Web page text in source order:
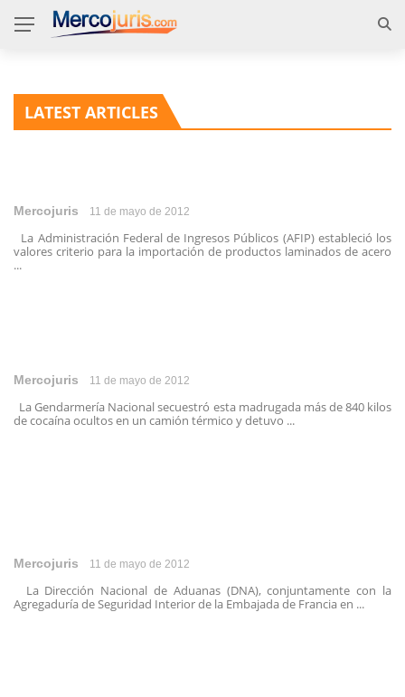
LATEST ARTICLES
Mercojuris 11 de mayo de 2012
La Administración Federal de Ingresos Públicos (AFIP) estableció los
valores criterio para la importación de productos laminados de acero
...
Mercojuris 11 de mayo de 2012
La Gendarmería Nacional secuestró esta madrugada más de 840 kilos
de cocaína ocultos en un camión térmico y detuvo ...
Mercojuris 11 de mayo de 2012
La Dirección Nacional de Aduanas (DNA), conjuntamente con la
Agregaduría de Seguridad Interior de la Embajada de Francia en ...